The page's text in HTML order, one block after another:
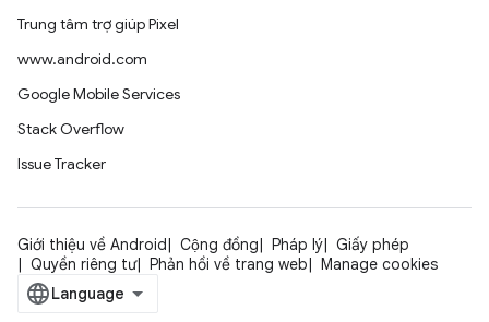
Trung tâm trợ giúp Pixel
www.android.com
Google Mobile Services
Stack Overflow
Issue Tracker
Giới thiệu về Android Cộng đồng Pháp lý
Giấy phép
Quyền riêng tư
Phản hồi về trang web Manage cookies